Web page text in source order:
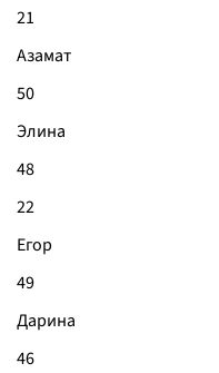
21
Азамат
50
Элина
48
22
Егор
49
Дарина
46